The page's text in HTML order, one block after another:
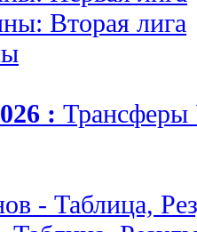
Вторая лига
:
- Таблица,